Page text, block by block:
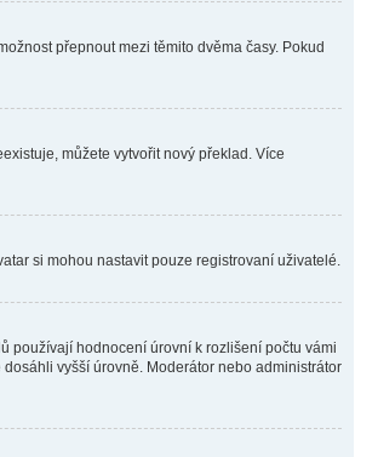
přepnout mezi těmito dvěma časy. Pokud
můžete vytvořit nový překlad. Více
si mohou nastavit pouze registrovaní uživatelé.
používají hodnocení úrovní k rozlišení počtu vámi
vyšší úrovně. Moderátor nebo administrátor